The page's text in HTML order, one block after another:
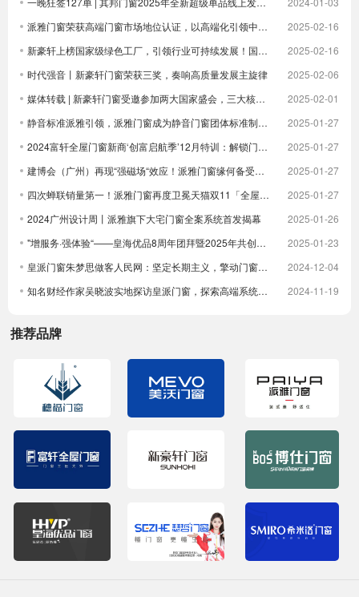
派雅门窗荣获高端门窗市场地位认证，以高端化引领中国门窗新未来| 倒计时
2025-02-16
新豪轩上榜国家级绿色工厂，引领行业可持续发展！国家级荣誉 1！
2025-02-16
时代强音丨新豪轩门窗荣获三奖，奏响高质量发展主旋律
2025-02-06
媒体转载 | 新豪轩门窗受邀参加两大国家盛会，三大核心优势驱动企业发展
2025-02-01
静音标准派雅引领，派雅门窗成为静音门窗团体标准制定者
2025-01-27
2024富轩全屋门窗新商‘创富启航季’12月特训：解锁门窗界新航海图，共铸辉煌未来篇章
2025-01-27
建博会（广州）再现“强磁场“效应！派雅门窗缘何备受青睐？
2025-01-27
四次蝉联销量第一！派雅门窗再度卫冕天猫双11「全屋定制窗类目全周期热销第一」
2025-01-27
2024广州设计周丨派雅旗下大宅门窗全案系统首发揭幕
2025-01-26
"增服务·强体验“——皇海优品8周年团拜暨2025年共创大会圆满举行
2025-01-23
皇派门窗朱梦思做客人民网：坚定长期主义，擎动门窗高质量发展
2024-12-04
知名财经作家吴晓波实地探访皇派门窗，探索高端系统门窗智造实力，深入体验高端隔音门窗
2024-11-19
推荐品牌